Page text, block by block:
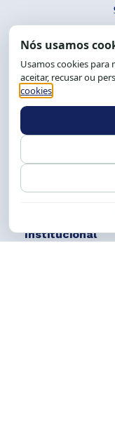
Tel.: (71)
Siga
Institucional